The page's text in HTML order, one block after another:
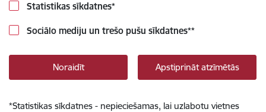
Statistikas sīkdatnes*
Sociālo mediju un trešo pušu sīkdatnes**
Noraidīt Apstiprināt atzīmētās
*Statistikas sīkdatnes - nepieciešamas, lai uzlabotu vietnes